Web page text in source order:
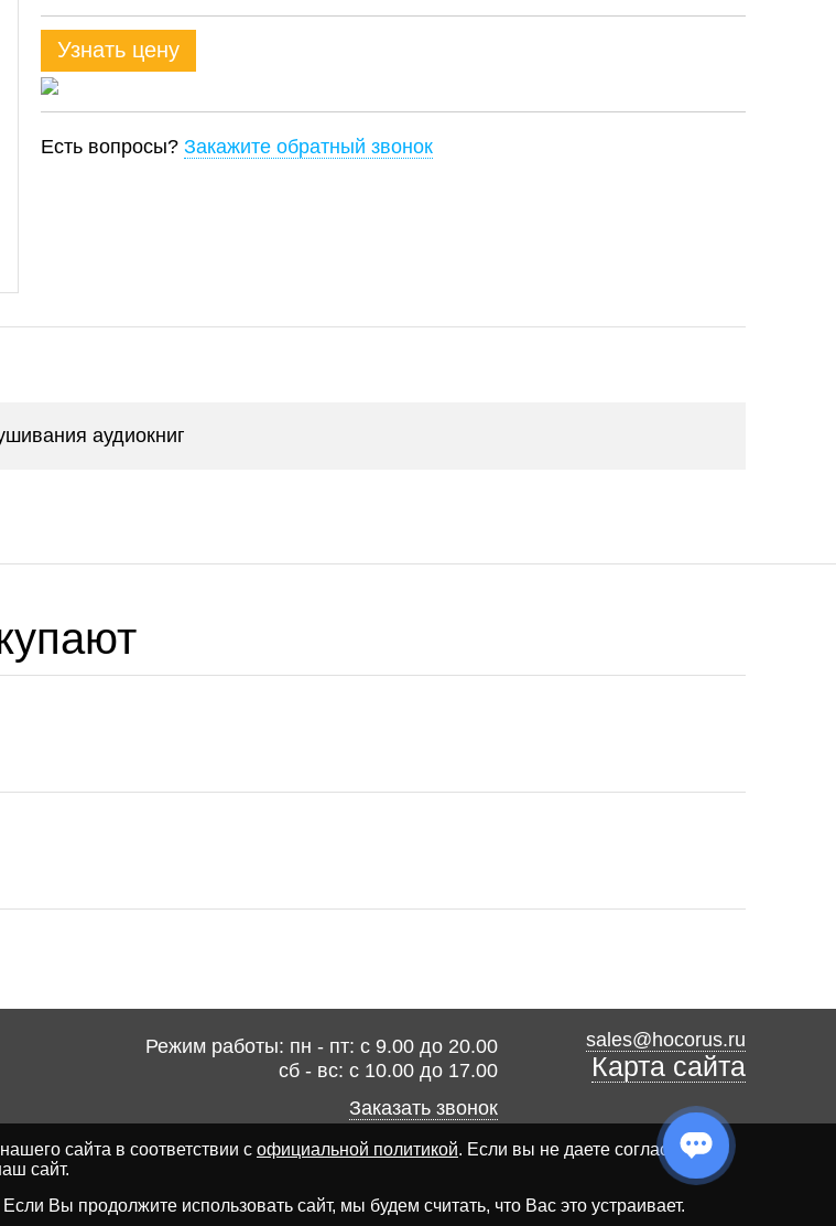
Узнать цену
Есть вопросы? Закажите обратный звонок
аудиокниг
Режим работы: пн - пт: с 9.00 до 20.00
сб - вс: с 10.00 до 17.00
Заказать звонок
sales@hocorus.ru
Карта сайта
сайта в соответствии с официальной политикой. Если вы не даете согласия на
сайт.
Вы продолжите использовать сайт, мы будем считать, что Вас это устраивает.